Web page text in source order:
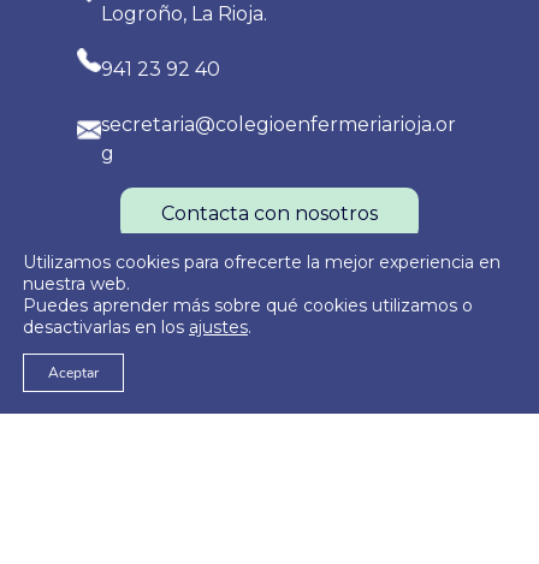
Logroño, La Rioja.
941 23 92 40
secretaria@colegioenfermeriarioja.or
g
Contacta con nosotros
© 2026
Política de Privacidad Política de Cookies
Utilizamos cookies para ofrecerte la mejor experiencia en
nuestra web.
Puedes aprender más sobre qué cookies utilizamos o
desactivarlas en los ajustes.
Aceptar